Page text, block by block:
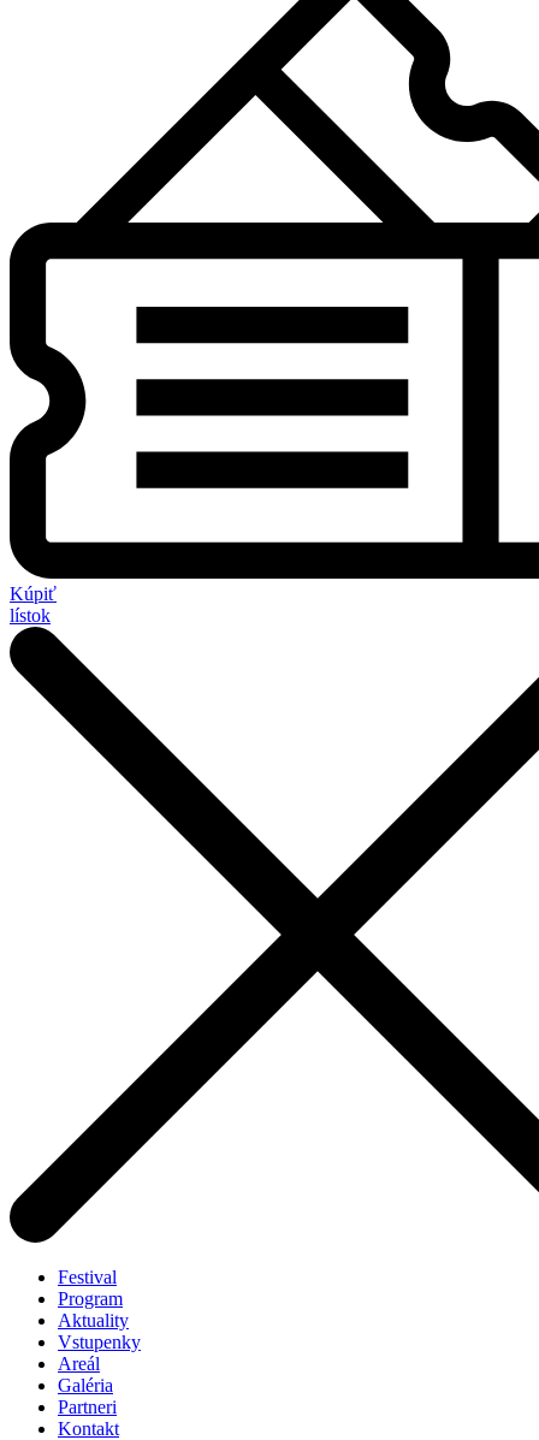
Kúpiť
lístok
Festival
Program
Aktuality
Vstupenky
Areál
Galéria
Partneri
Kontakt